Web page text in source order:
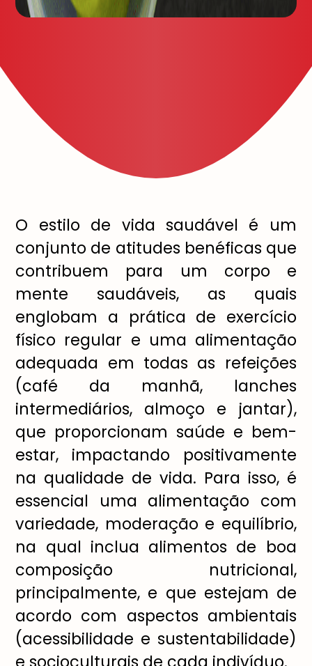
O estilo de vida saudável é um
conjunto de atitudes benéficas que
contribuem para um corpo e
mente saudáveis, as quais
englobam a prática de exercício
físico regular e uma alimentação
adequada em todas as refeições
(café da manhã, lanches
intermediários, almoço e jantar),
que proporcionam saúde e bem-
estar, impactando positivamente
na qualidade de vida. Para isso, é
essencial uma alimentação com
variedade, moderação e equilíbrio,
na qual inclua alimentos de boa
composição nutricional,
principalmente, e que estejam de
acordo com aspectos ambientais
(acessibilidade e sustentabilidade)